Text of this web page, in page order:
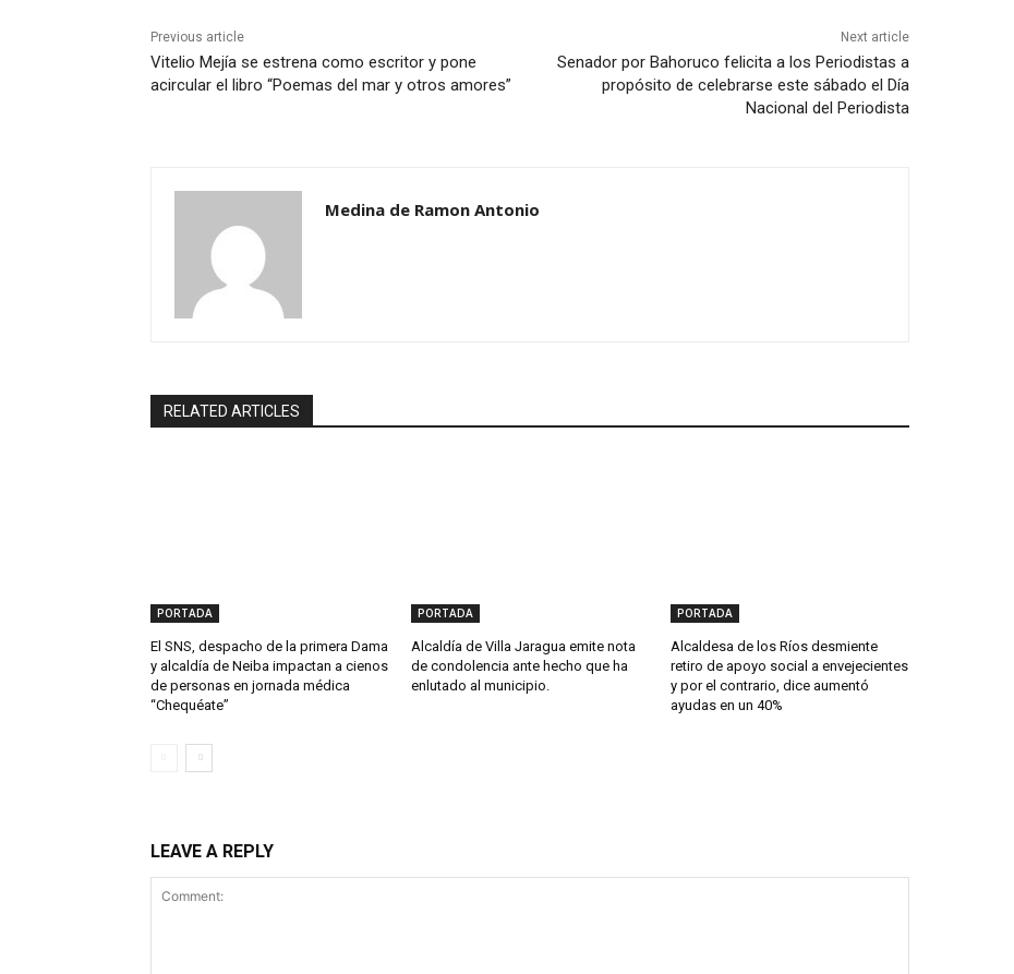
Previous article
Vitelio Mejía se estrena como escritor y pone
acircular el libro “Poemas del mar y otros amores”
Next article
Senador por Bahoruco felicita a los Periodistas a
propósito de celebrarse este sábado el Día
Nacional del Periodista
Medina de Ramon Antonio
RELATED ARTICLES
PORTADA
El SNS, despacho de la primera Dama
y alcaldía de Neiba impactan a cienos
de personas en jornada médica
“Chequéate”
PORTADA
Alcaldía de Villa Jaragua emite nota
de condolencia ante hecho que ha
enlutado al municipio.
PORTADA
Alcaldesa de los Ríos desmiente
retiro de apoyo social a envejecientes
y por el contrario, dice aumentó
ayudas en un 40%
LEAVE A REPLY